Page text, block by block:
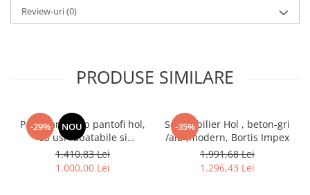
Review-uri(0)
PRODUSE SIMILARE
-29% NOU
Pantofar/dulap pantofi hol,
cu usi rabatabile si
sertar,bej crem casmir,
pal+mdf casmir , 98x 55x34
cm, usa mdf cu model riflaj,
1.410,83 Lei
1.000,00 Lei
-35%
Set mobilier Hol , beton-gri
/alb ,modern, Bortis Impex
1.991,68 Lei
1.296,43 Lei